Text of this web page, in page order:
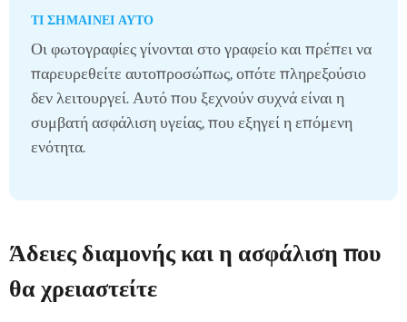
ΤΙ ΣΗΜΑΊΝΕΙ ΑΥΤΌ
Οι φωτογραφίες γίνονται στο γραφείο και πρέπει να
παρευρεθείτε αυτοπροσώπως, οπότε πληρεξούσιο
δεν λειτουργεί. Αυτό που ξεχνούν συχνά είναι η
συμβατή ασφάλιση υγείας, που εξηγεί η επόμενη
ενότητα.
Άδειες διαμονής και η ασφάλιση που
θα χρειαστείτε